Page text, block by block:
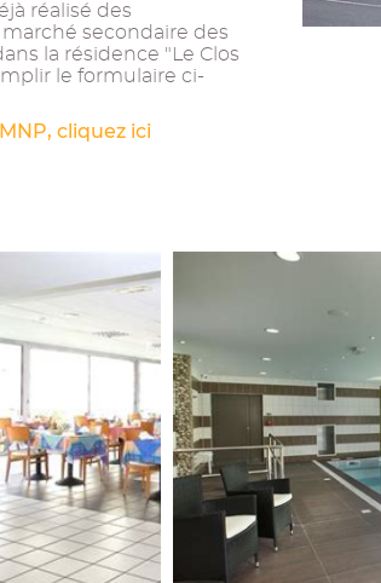
réalisé des
secondaire des
la résidence "Le Clos
le formulaire ci-
cliquez ici